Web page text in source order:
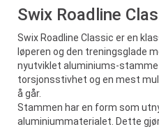
Swix Roadline
Swix Roadline Classic er en
løperen og den treningsglade
nyutviklet aluminiums-
torsjonsstivhet og en mest
å går.
Stammen har en form som
aluminiummaterialet. Dette